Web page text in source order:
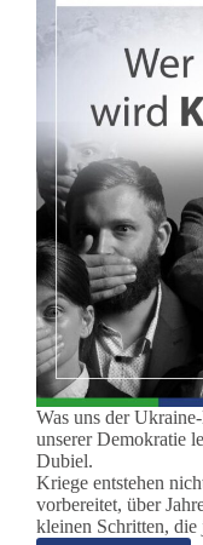
Was uns der
unserer Demokratie
Dubiel.
Kriege entstehen
vorbereitet, über
kleinen Schritten,